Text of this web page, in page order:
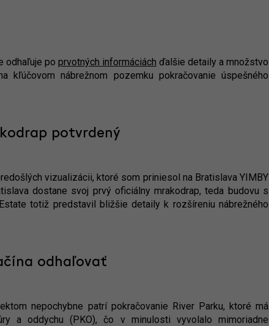
odhaľuje po prvotných informáciách ďalšie detaily a množstvo
nábrežnom pozemku pokračovanie úspešného
potvrdený
vizualizácii, ktoré som priniesol na Bratislava YIMBY
dostane svoj prvý oficiálny mrakodrap, teda budovu s
totiž predstavil bližšie detaily k rozšíreniu nábrežného
odhaľovať
nepochybne patrí pokračovanie River Parku, ktoré má
a oddychu (PKO), čo v minulosti vyvolalo mimoriadne